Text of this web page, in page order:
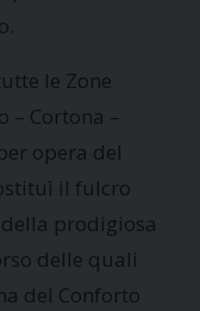
le Zone
– Cortona –
opera del
il fulcro
prodigiosa
delle quali
del Conforto